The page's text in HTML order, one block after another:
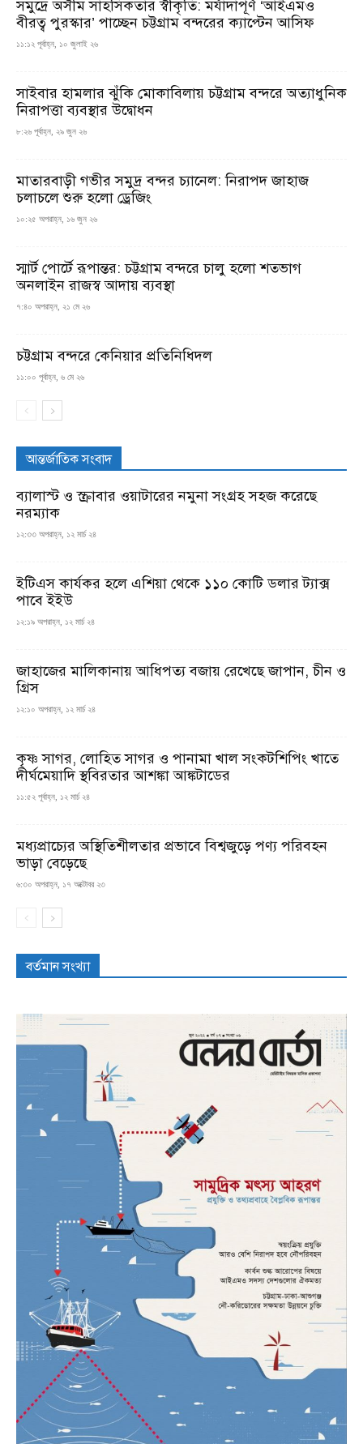
সমুদ্রে অসীম সাহসিকতার স্বীকৃতি: মর্যাদাপূর্ণ ‘আইএমও
বীরত্ব পুরস্কার’ পাচ্ছেন চট্টগ্রাম বন্দরের ক্যাপ্টেন আসিফ
১১:১২ পূর্বাহ্ন, ১০ জুলাই ২৬
সাইবার হামলার ঝুঁকি মোকাবিলায় চট্টগ্রাম বন্দরে অত্যাধুনিক
নিরাপত্তা ব্যবস্থার উদ্বোধন
৮:২৬ পূর্বাহ্ন, ২৯ জুন ২৬
মাতারবাড়ী গভীর সমুদ্র বন্দর চ্যানেল: নিরাপদ জাহাজ
চলাচলে শুরু হলো ড্রেজিং
১০:২৫ অপরাহ্ন, ১৬ জুন ২৬
স্মার্ট পোর্টে রূপান্তর: চট্টগ্রাম বন্দরে চালু হলো শতভাগ
অনলাইন রাজস্ব আদায় ব্যবস্থা
৭:৪০ অপরাহ্ন, ২১ মে ২৬
চট্টগ্রাম বন্দরে কেনিয়ার প্রতিনিধিদল
১১:০০ পূর্বাহ্ন, ৬ মে ২৬
আন্তর্জাতিক সংবাদ
ব্যালাস্ট ও স্ক্রাবার ওয়াটারের নমুনা সংগ্রহ সহজ করেছে
নরম্যাক
১২:৩৩ অপরাহ্ন, ১২ মার্চ ২৪
ইটিএস কার্যকর হলে এশিয়া থেকে ১১০ কোটি ডলার ট্যাক্স
পাবে ইইউ
১২:১৯ অপরাহ্ন, ১২ মার্চ ২৪
জাহাজের মালিকানায় আধিপত্য বজায় রেখেছে জাপান, চীন ও
গ্রিস
১২:১০ অপরাহ্ন, ১২ মার্চ ২৪
কৃষ্ণ সাগর, লোহিত সাগর ও পানামা খাল সংকটশিপিং খাতে
দীর্ঘমেয়াদি স্থবিরতার আশঙ্কা আঙ্কটাডের
১১:৫২ পূর্বাহ্ন, ১২ মার্চ ২৪
মধ্যপ্রাচ্যের অস্থিতিশীলতার প্রভাবে বিশ্বজুড়ে পণ্য পরিবহন
ভাড়া বেড়েছে
৬:৩০ অপরাহ্ন, ১৭ অক্টোবর ২৩
বর্তমান সংখ্যা